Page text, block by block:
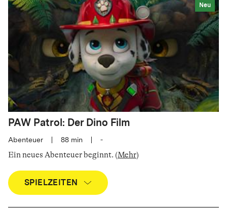
Neu
PAW Patrol: Der Dino Film
Abenteuer 88 min -
Ein neues Abenteuer beginnt. (Mehr)
SPIELZEITEN